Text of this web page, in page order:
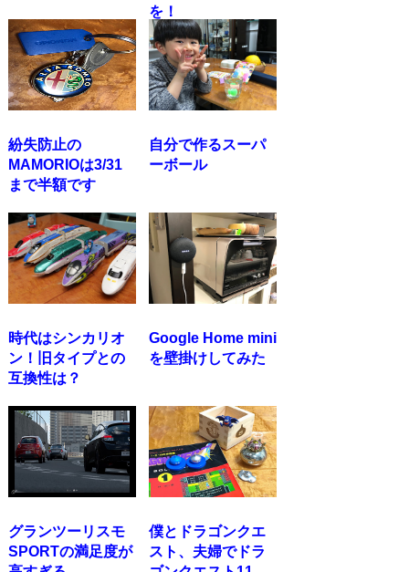
を！
紛失防止の
MAMORIOは3/31
まで半額です
自分で作るスーパ
ーボール
時代はシンカリオ
ン！旧タイプとの
互換性は？
Google Home mini
を壁掛けしてみた
グランツーリスモ
SPORTの満足度が
僕とドラゴンクエ
スト、夫婦でドラ